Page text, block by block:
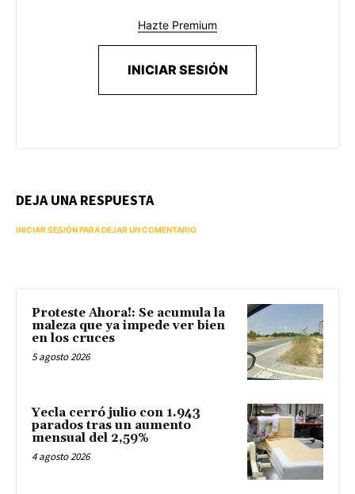
Hazte Premium
INICIAR SESIÓN
DEJA UNA RESPUESTA
INICIAR SESIÓN PARA DEJAR UN COMENTARIO
Proteste Ahora!: Se acumula la
maleza que ya impede ver bien
en los cruces
5 agosto 2026
Yecla cerró julio con 1.943
parados tras un aumento
mensual del 2,59%
4 agosto 2026